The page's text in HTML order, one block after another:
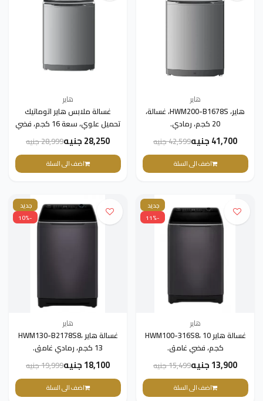
هاير
هاير، HWM200-B1678S، غسالة،
20 كجم، رمادي.
41,700 جنيه 42,599 جنيه
اضف الى السلة
هاير
غسالة ملابس هاير اتوماتيك
تحميل علوي، سعة 16 كجم، فضي
- HWM160-B1678S
28,250 جنيه 28,999 جنيه
اضف الى السلة
جديد
-11%
هاير
غسالة هاير HWM100-316S8، 10
كجم، فضي غامق.
13,900 جنيه 15,499 جنيه
اضف الى السلة
جديد
-10%
هاير
غسالة هاير HWM130-B2178S8،
13 كجم، رمادي غامق.
18,100 جنيه 19,999 جنيه
اضف الى السلة